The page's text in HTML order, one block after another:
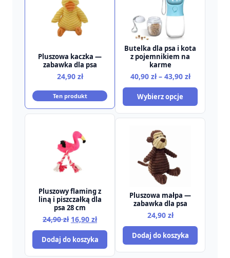
Pluszowa kaczka —
zabawka dla psa
24,90 zł
Ten produkt
Butelka dla psa i kota
z pojemnikiem na
karme
40,90 zł – 43,90 złZakres
cen:
40,90 zł
do
Wybierz opcje
Pluszowy flaming z
liną i piszczałką dla
psa 28 cm
24,90zł Pierwotna
cena
wynosiła:
16,90 złAktualna
cena
wynosi:
16,90 zł.
Dodaj do koszyka
Pluszowa małpa —
zabawka dla psa
24,90 zł
Dodaj do koszyka